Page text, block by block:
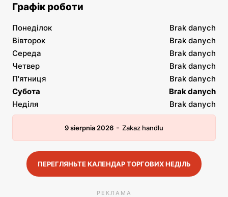
Графік роботи
Понеділок
Brak danych
Вівторок
Brak danych
Середа
Brak danych
Четвер
Brak danych
П'ятниця
Brak danych
Субота
Brak danych
Неділя
Brak danych
9 sierpnia 2026 - Zakaz handlu
ПЕРЕГЛЯНЬТЕ КАЛЕНДАР ТОРГОВИХ НЕДІЛЬ
РЕКЛАМА